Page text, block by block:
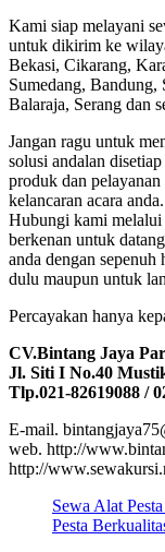
Kami siap melayani
untuk dikirim ke
Bekasi, Cikarang,
Sumedang, Bandung,
Balaraja, Serang dan
Jangan ragu untuk
solusi andalan
produk dan
kelancaran acara anda.
Hubungi kami
berkenan untuk
anda dengan
dulu maupun untuk
Percayakan hanya
CV.Bintang Jaya
Jl. Siti I No.40
Tlp.021-82619088 /
E-mail.
web. http://
http://
Sewa Alat
Pesta